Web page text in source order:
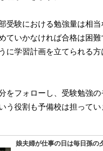
受験における勉強量は相
ていかなければ合格は困
に学習計画を立てられる方
をフォローし、受験勉強
う役割も予備校は担ってい
娘夫婦が仕事の日は毎日孫の